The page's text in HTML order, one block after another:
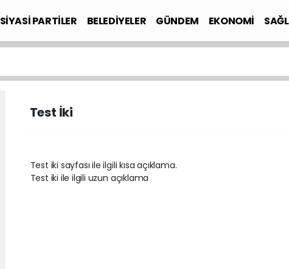
SİYASİ PARTİLER BELEDİYELER GÜNDEM EKONOMİ
Test İki
Test iki sayfası ile ilgili kısa açıklama.
Test iki ile ilgili uzun açıklama